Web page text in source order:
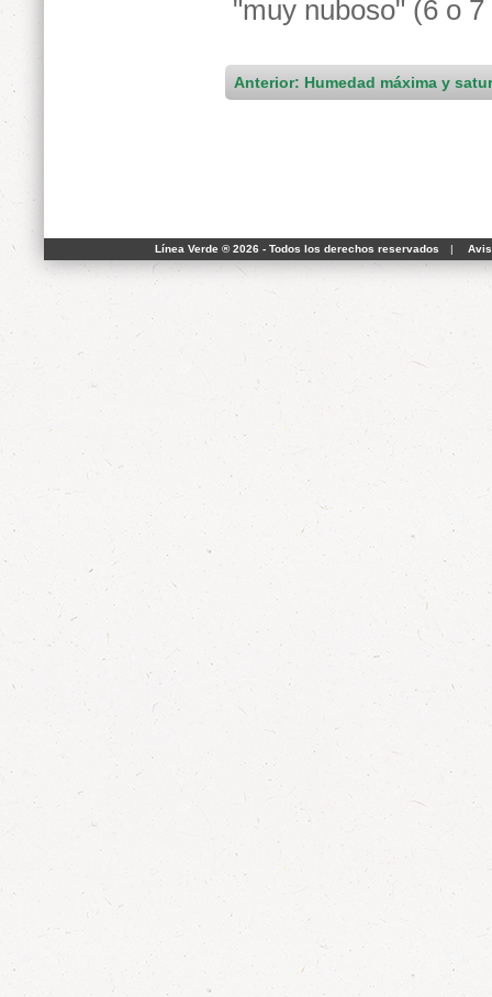
"muy nuboso" (6 o
Anterior: Humedad máxima y
Línea Verde ® 2026 - Todos los derechos reservados |